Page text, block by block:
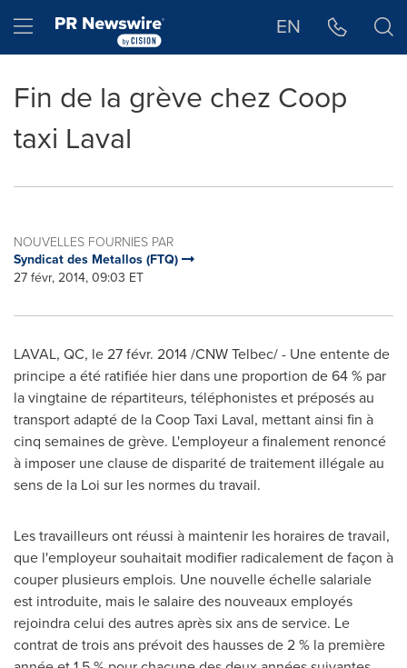
Hamburger menu EN
Fin de la grève chez Coop
taxi Laval
NOUVELLES FOURNIES PAR
Syndicat des Metallos (FTQ)
27 févr, 2014, 09:03 ET
LAVAL, QC, le 27 févr. 2014 /CNW Telbec/ - Une entente de
principe a été ratifiée hier dans une proportion de 64 % par
la vingtaine de répartiteurs, téléphonistes et préposés au
transport adapté de la Coop Taxi Laval, mettant ainsi fin à
cinq semaines de grève. L'employeur a finalement renoncé
à imposer une clause de disparité de traitement illégale au
sens de la Loi sur les normes du travail.
Les travailleurs ont réussi à maintenir les horaires de travail,
que l'employeur souhaitait modifier radicalement de façon à
couper plusieurs emplois. Une nouvelle échelle salariale
est introduite, mais le salaire des nouveaux employés
rejoindra celui des autres après six ans de service. Le
contrat de trois ans prévoit des hausses de 2 % la première